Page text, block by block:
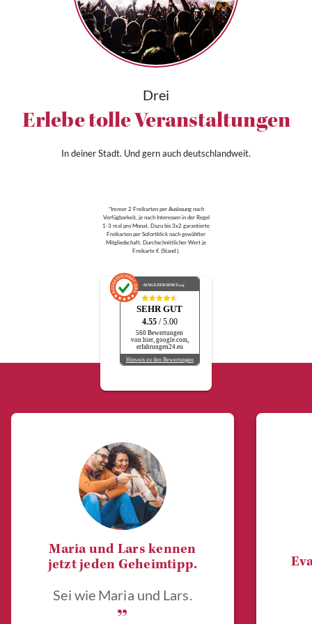
Drei
Erlebe tolle Veranstaltungen
In deiner Stadt. Und gern auch deutschlandweit.
*Immer 2 Freikarten per Auslosung nach
Verfügbarkeit, je nach Interessen in der Regel
1-3 mal pro Monat. Dazu bis 3x2 garantierte
Freikarten per Sofortklick nach gewählter
Mitgliedschaft. Durchschnittlicher Wert je
Freikarte € (Stand ).
AUSGEZEICHNET.org
SEHR GUT
4.55 / 5.00
560 Bewertungen
von hier, google.com,
erfahrungen24.eu
Hinweis zu den Bewertungen
Maria und Lars kennen
jetzt jeden Geheimtipp.
Sei wie Maria und Lars.
„